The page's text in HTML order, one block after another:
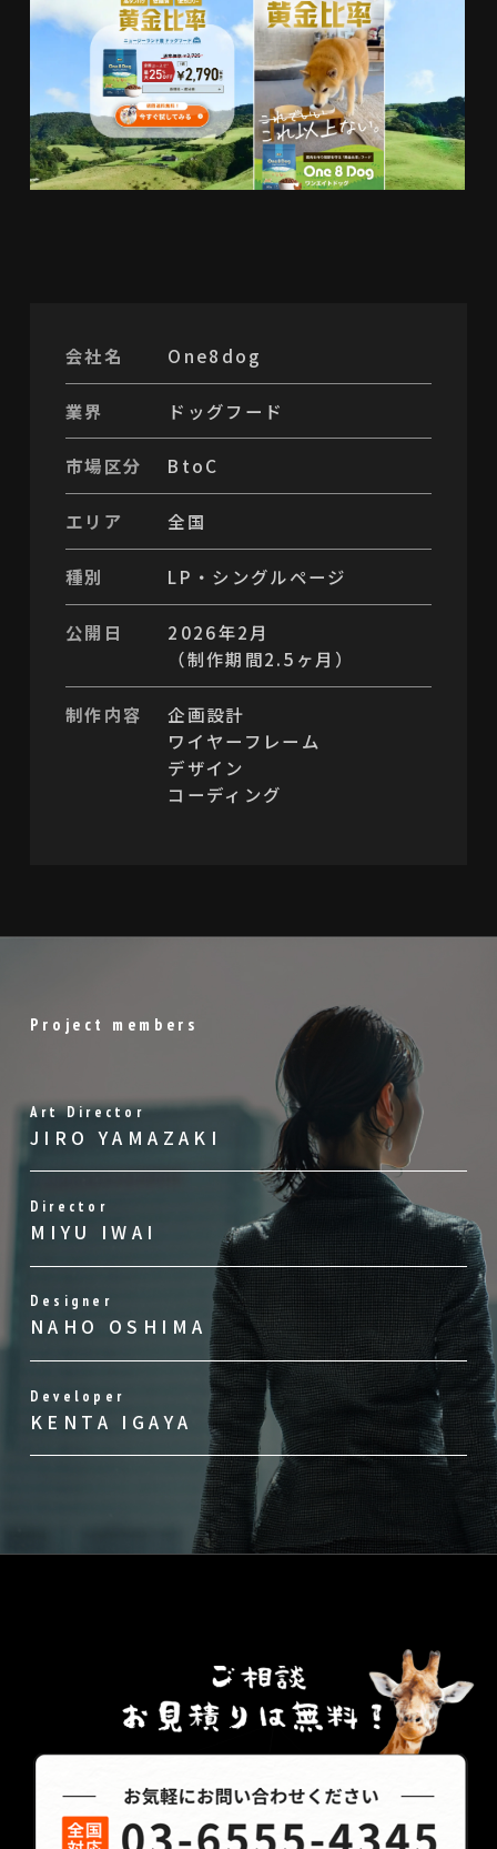
会社名 One8dog
業界 ドッグフード
市場区分 BtoC
エリア 全国
種別 LP・シングルページ
公開日
2026年2月
（制作期間2.5ヶ月）
制作内容
企画設計
ワイヤーフレーム
デザイン
コーディング
Project members
Art Director
JIRO YAMAZAKI
Director
MIYU IWAI
Designer
NAHO OSHIMA
Developer
KENTA IGAYA